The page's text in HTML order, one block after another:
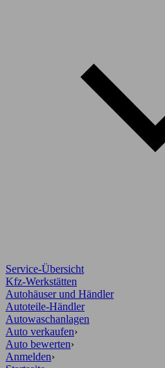
Service-Übersicht
Kfz-Werkstätten
Autohäuser und Händler
Autoteile-Händler
Autowaschanlagen
Auto verkaufen›
Auto bewerten›
Anmelden›